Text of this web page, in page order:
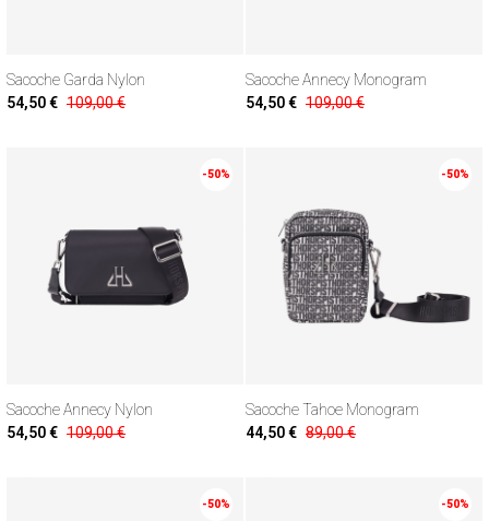
Sacoche Garda Nylon
54,50 € 109,00 €
Sacoche Annecy Monogram
54,50 € 109,00 €
-50%
Sacoche Annecy Nylon
54,50 € 109,00 €
-50%
Sacoche Tahoe Monogram
44,50 € 89,00 €
-50% -50%